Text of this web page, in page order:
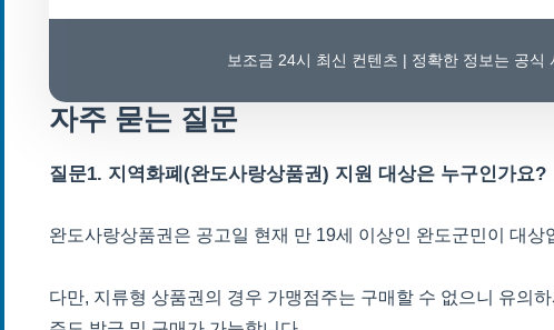
보조금 24시 최신 컨텐츠 | 정확한 정보는 공식
자주 묻는 질문
질문1. 지역화폐(완도사랑상품권) 지원 대상은 누구인가요?
완도사랑상품권은 공고일 현재 만 19세 이상인 완도군민이 대상
다만, 지류형 상품권의 경우 가맹점주는 구매할 수 없으니 유의